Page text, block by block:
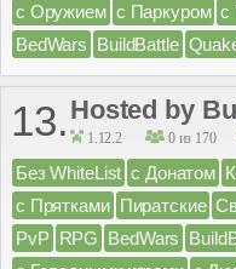
с Оружием с Паркуром с
BedWars BuildBattle
13. Hosted by
1.12.2 0 из 170
Без WhiteList с Донатом
с Прятками Пиратские
PvP RPG BedWars